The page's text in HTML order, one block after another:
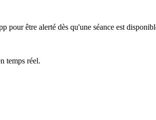
pour être alerté dès qu'une séance est
temps réel.